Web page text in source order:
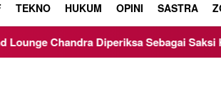
TEKNO HUKUM OPINI SASTRA
Diperiksa Sebagai Saksi Kasus